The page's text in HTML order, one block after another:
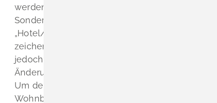
werden. Im Süden bleibt ein kleiner Teil
Sondergebiet mit der Zweckbestimmung
„Hotel/Tourismus“ bestehen. Aus
zeichentechnischen Gründen wird dieser
jedoch in den Geltungsbereich der
Änderung einbezogen.
Um den Flächenbedarf für den
Wohnbauanteil der geplanten gemischte